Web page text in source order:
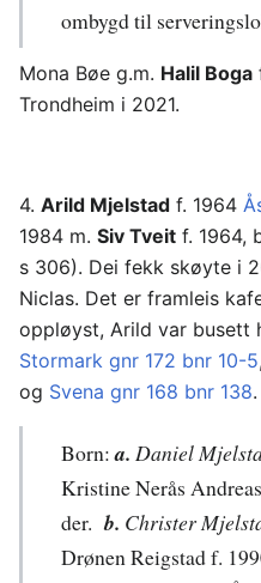
ombygd til
Mona Bøe g.m. Halil Boga
Trondheim i 2021.
4. Arild Mjelstad f. 1964
1984 m. Siv Tveit f. 1964,
s 306). Dei fekk skøyte i
Niclas. Det er framleis
oppløyst, Arild var busett
Stormark gnr 172 bnr 10-5,
og Svena gnr 168 bnr 138.
Born:a. Daniel
Kristine Nerås
der.b. Christer
Drønen Reigstad f.